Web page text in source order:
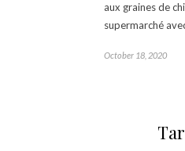
aux graines de
supermarché
October 18, 2020